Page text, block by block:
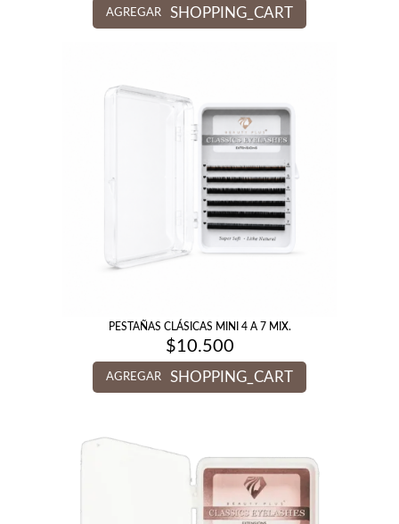
AGREGAR SHOPPING_CART
PESTAÑAS CLÁSICAS MINI 4 A 7 MIX.
$10.500
AGREGAR SHOPPING_CART